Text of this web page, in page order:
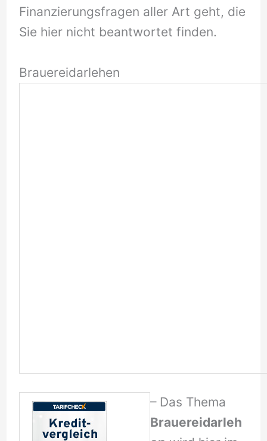
Finanzierungsfragen aller Art geht, die
Sie hier nicht beantwortet finden.
Brauereidarlehen
– Das Thema
Brauereidarleh